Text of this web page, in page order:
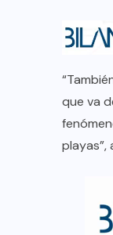
que va
playas”,